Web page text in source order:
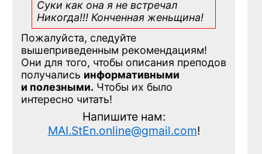
Суки как она я не встречал
Никогда!!! Конченная женьщина!
Пожалуйста, следуйте
вышеприведенным рекомендациям!
Они для того, чтобы описания преподов
получались информативными
и полезными. Чтобы их было
интересно читать!
Напишите нам:
MAI.StEn.online@gmail.com!